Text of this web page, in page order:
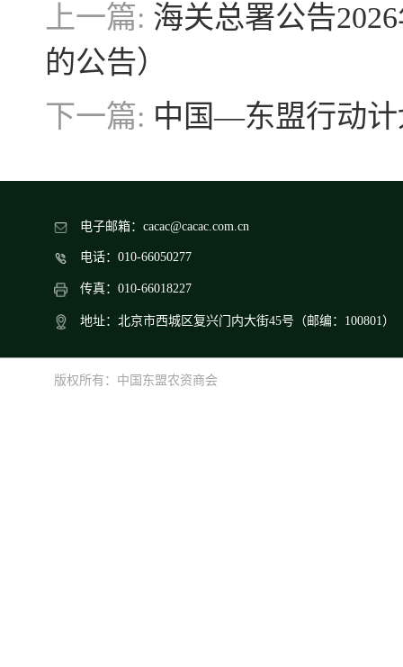
上一篇: 海关总署公告
的公告）
下一篇: 中国—东盟行动计
电子邮箱：cacac@cacac.com.cn
电话：010-66050277
传真：010-66018227
地址：北京市西城区复兴门内大街45号（邮编：100801）
版权所有：中国东盟农资商会